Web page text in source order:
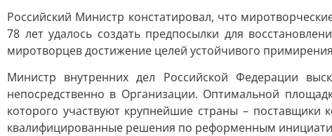
Российский Министр констатировал, что
78 лет удалось создать предпосылки для
миротворцев достижение целей устойчивого
Министр внутренних дел Российской Федерации
непосредственно в Организации. Оптимальной
которого участвуют крупнейшие страны –
квалифицированные решения по реформенным